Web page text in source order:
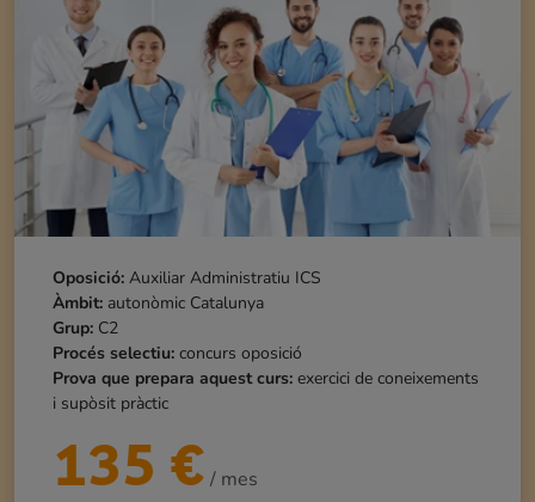
Oposició: Auxiliar Administratiu ICS
Àmbit: autonòmic Catalunya
Grup: C2
Procés selectiu: concurs oposició
Prova que prepara aquest curs: exercici de coneixements
i supòsit pràctic
135 € / mes